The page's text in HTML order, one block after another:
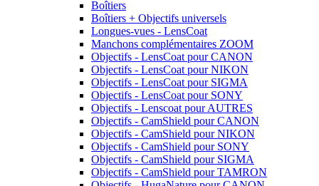
Boîtiers
Boîtiers + Objectifs universels
Longues-vues - LensCoat
Manchons complémentaires ZOOM
Objectifs - LensCoat pour CANON
Objectifs - LensCoat pour NIKON
Objectifs - LensCoat pour SIGMA
Objectifs - LensCoat pour SONY
Objectifs - Lenscoat pour AUTRES
Objectifs - CamShield pour CANON
Objectifs - CamShield pour NIKON
Objectifs - CamShield pour SONY
Objectifs - CamShield pour SIGMA
Objectifs - CamShield pour TAMRON